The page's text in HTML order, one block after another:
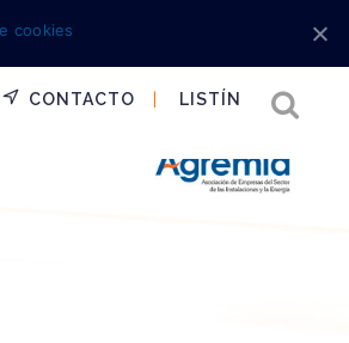
CONTACTO LISTÍN
cookies